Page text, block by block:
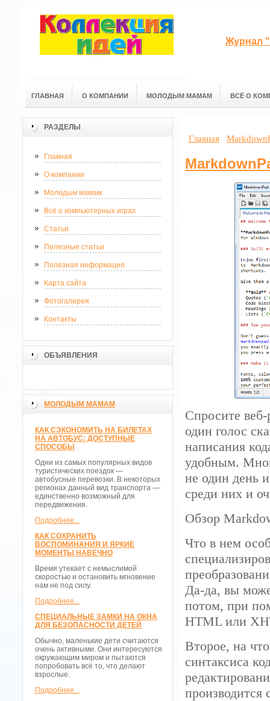
Журнал
ГЛАВНАЯ О КОМПАНИИ МОЛОДЫМ МАМАМ ВСЁ О
РАЗДЕЛЫ
Главная
О компании
Молодым мамам
Всё о компьютерных играх
Статьи
Полезные статьи
Полезная информация
Карта сайта
Фотогалерея
Контакты
ОБЪЯВЛЕНИЯ
МОЛОДЫМ МАМАМ
КАК СЭКОНОМИТЬ НА БИЛЕТАХ
НА АВТОБУС: ДОСТУПНЫЕ
СПОСОБЫ
Одни из самых популярных видов
туристических поездок —
автобусные перевозки. В некоторых
регионах данный вид транспорта —
единственно возможный для
передвижения.
Подробнее...
КАК СОХРАНИТЬ
ВОСПОМИНАНИЯ И ЯРКИЕ
МОМЕНТЫ НАВЕЧНО
Время утекает с немыслимой
скоростью и остановить мгновение
нам не под силу.
Подробнее...
СПЕЦИАЛЬНЫЕ ЗАМКИ НА ОКНА
ДЛЯ БЕЗОПАСНОСТИ ДЕТЕЙ
Обычно, маленькие дети считаются
очень активными. Они интересуются
окружающим миром и пытаются
попробовать всё то, что делают
взрослые.
Подробнее...
Главная
Спросите
один голос
написания
удобным.
не один день
среди них и
Обзор
Что в нем
Да-да, вы
потом, при
HTML или
Второе, на
синтаксиса
производится